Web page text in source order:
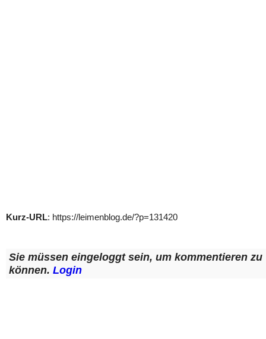
Kurz-URL: https://leimenblog.de/?p=131420
Sie müssen eingeloggt sein, um kommentieren zu
können. Login